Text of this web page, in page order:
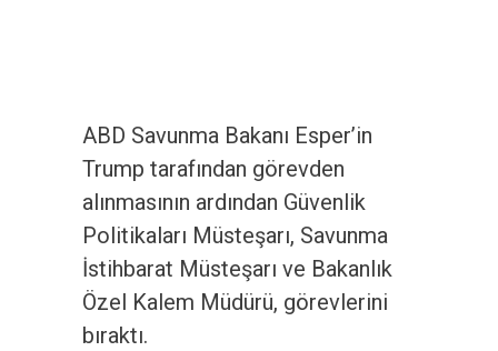
ABD Savunma Bakanı Esper’in
Trump tarafından görevden
alınmasının ardından Güvenlik
Politikaları Müsteşarı, Savunma
İstihbarat Müsteşarı ve Bakanlık
Özel Kalem Müdürü, görevlerini
bıraktı.